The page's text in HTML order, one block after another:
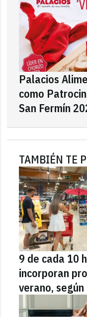
Palacios
como
San Fermín
TAMBIÉN TE
9 de cada 10
incorporan
verano, según